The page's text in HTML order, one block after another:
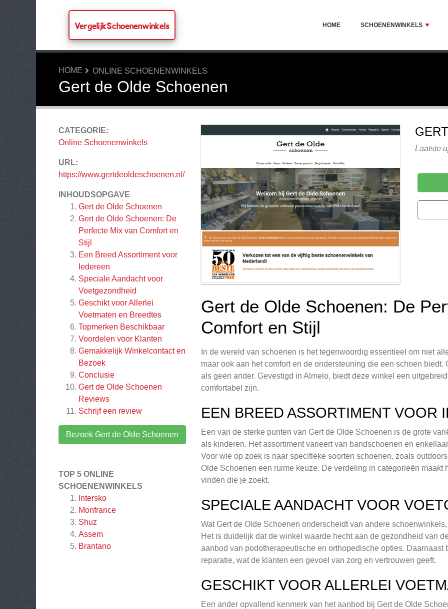
VergelijkSchoenenwinkels HOME SCHOENENWINKELS
HOME ONLINE SCHOENENWINKELS
Gert de Olde Schoenen
CATEGORIE:
Online Schoenenwinkels
URL:
https://www.gertdeoldeschoenen.nl/
INHOUDSOPGAVE
Gert de Olde Schoenen
Gert de Olde Schoenen: De
Perfecte Mix van Comfort en
Stijl
Een Breed Assortiment voor
Iedereen
Speciale Aandacht voor
Voetgezondheid
Geschikt voor Allerlei
Voetmaten en Breedtes
Topmerken Beschikbaar
Voordelen voor Klanten
Gemakkelijk Winkelcontact en
Bezoek
Conclusie
Gert de Olde Schoenen
Reviews
Schrijf een review
Bezoek Gert de Olde Schoenen
TOP 5 ONLINE
SCHOENENWINKELS
Intersko
Monfrance
Shuz
Assem
Brantano
Laatste
Gert de Olde Schoenen: De
Comfort en Stijl
In de wereld van schoenen is het tegenwoordig essentieel om niet
maar ook aan het comfort en de ondersteuning die een schoen
als geen ander. Gevestigd in Almelo, biedt deze winkel een
comfortabel zijn.
EEN BREED ASSORTIMENT VOOR
Een van de sterke punten van Gert de Olde Schoenen is de grote
als kinderen. Het assortiment varieert van bandschoenen en
Voor wie op zoek is naar specifieke soorten schoenen, zoals
Olde Schoenen een ruime keuze. De verdeling in categorieën maakt
vinden die je zoekt.
SPECIALE AANDACHT VOOR
Wat Gert de Olde Schoenen onderscheidt van andere
Het is duidelijk dat de winkel waarde hecht aan de gezondheid van
aanbod van podotherapeutische en orthopedische opties.
reparatie, wat de klanten een gevoel van zorg en vertrouwen geeft.
GESCHIKT VOOR ALLERLEI
Een ander opvallend kenmerk van het aanbod bij Gert de Olde